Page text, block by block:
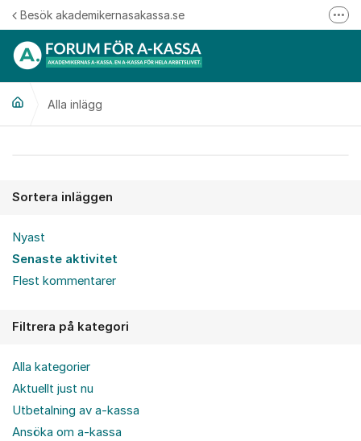
Hoppa till innehåll
Besök akademikernasakassa.se
Alla inlägg
Sortera inläggen
Nyast
Senaste aktivitet
Flest kommentarer
Filtrera på kategori
Alla kategorier
Aktuellt just nu
Utbetalning av a-kassa
Ansöka om a-kassa